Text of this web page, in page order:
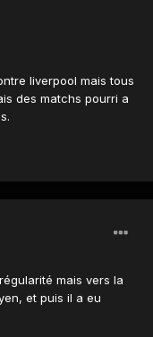
liverpool mais tous
des matchs pourri a
mais vers la
et puis il a eu